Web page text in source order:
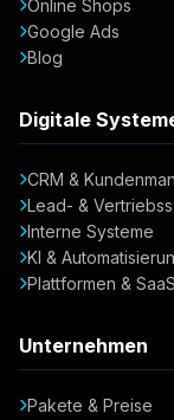
Online Shops
Google Ads
Blog
Digitale
CRM &
Lead- &
Interne Systeme
KI &
Plattformen & SaaS
Unternehmen
Pakete & Preise